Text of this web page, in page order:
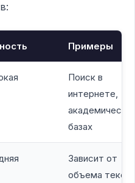
Примеры
Поиск в
интернете,
базах
Зависит от
объема